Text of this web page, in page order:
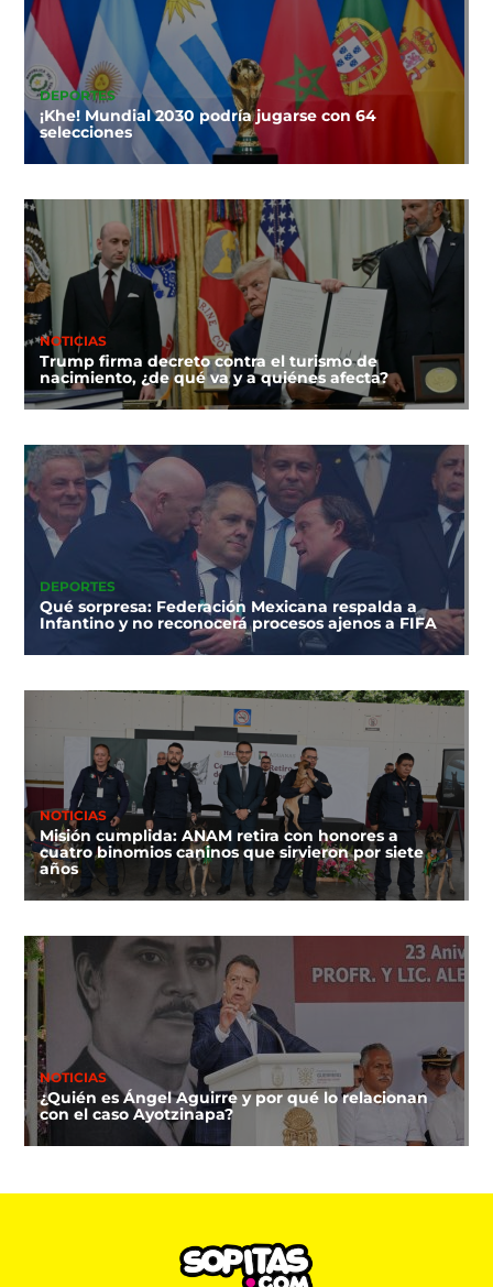
DEPORTES
¡Khe! Mundial 2030 podría jugarse con 64
selecciones
NOTICIAS
Trump firma decreto contra el turismo de
nacimiento, ¿de qué va y a quiénes afecta?
DEPORTES
Qué sorpresa: Federación Mexicana respalda a
Infantino y no reconocerá procesos ajenos a FIFA
NOTICIAS
Misión cumplida: ANAM retira con honores a
cuatro binomios caninos que sirvieron por siete
años
NOTICIAS
¿Quién es Ángel Aguirre y por qué lo relacionan
con el caso Ayotzinapa?